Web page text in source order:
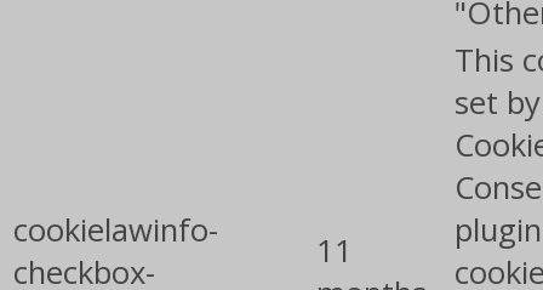
cookielawinfo-
checkbox-
11
This
set